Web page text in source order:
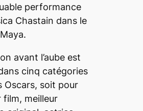
performance
Chastain dans le
avant l’aube est
cinq catégories
Oscars, soit pour
film, meilleur